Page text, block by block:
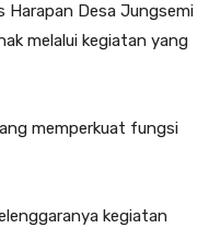
Harapan Desa Jungsemi
melalui kegiatan yang
memperkuat fungsi
kegiatan